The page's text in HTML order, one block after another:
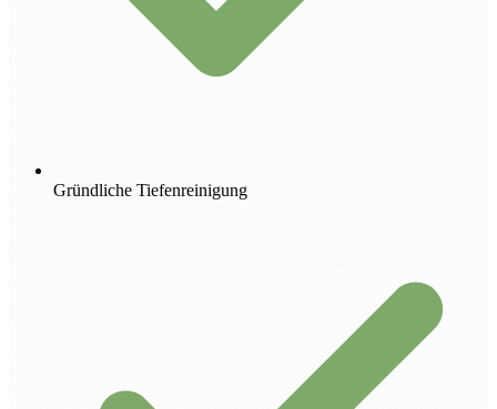
Gründliche Tiefenreinigung